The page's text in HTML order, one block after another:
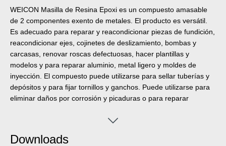
WEICON Masilla de Resina Epoxi es un compuesto amasable
de 2 componentes exento de metales. El producto es versátil.
Es adecuado para reparar y reacondicionar piezas de fundición,
reacondicionar ejes, cojinetes de deslizamiento, bombas y
carcasas, renovar roscas defectuosas, hacer plantillas y
modelos y para reparar aluminio, metal ligero y moldes de
inyección. El compuesto puede utilizarse para sellar tuberías y
depósitos y para fijar tornillos y ganchos. Puede utilizarse para
eliminar daños por corrosión y picaduras o para reparar
especialmente bien a todos los metales y también a la
y muchos plásticos. Una vez curado, WEICON Masilla de
Downloads